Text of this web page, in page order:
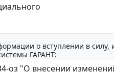
о вступлении в
ГАРАНТ: